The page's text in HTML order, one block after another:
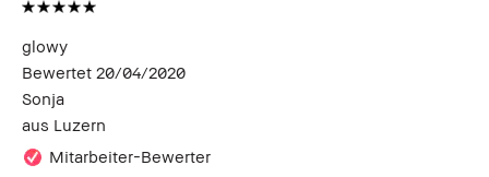
glowy
Bewertet 20/04/2020
Sonja
aus Luzern
Mitarbeiter-Bewerter